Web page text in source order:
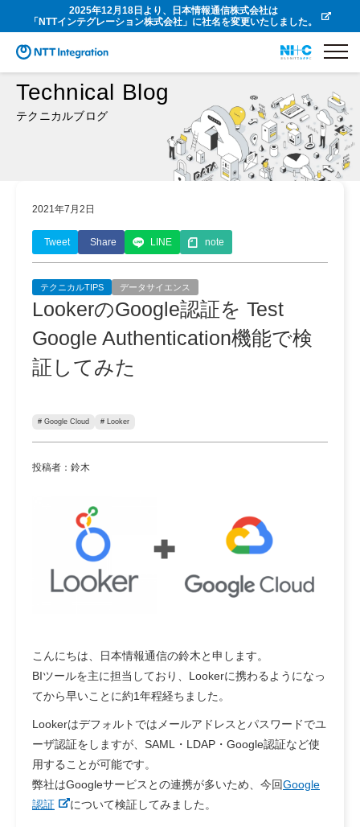
2025年12月18日より、日本情報通信株式会社は
「NTTインテグレーション株式会社」に社名を変更いたしました。
Technical Blog
テクニカルブログ
2021年7月2日
Tweet Share LINE note
テクニカルTIPS データサイエンス
LookerのGoogle認証を Test
Google Authentication機能で検
証してみた
# Google Cloud # Looker
投稿者：鈴木
こんにちは、日本情報通信の鈴木と申します。
BIツールを主に担当しており、Lookerに携わるようになっ
てから早いことに約1年程経ちました。
Lookerはデフォルトではメールアドレスとパスワードでユ
ーザ認証をしますが、SAML・LDAP・Google認証など使
用することが可能です。
弊社はGoogleサービスとの連携が多いため、今回Google
認証
について検証してみました。